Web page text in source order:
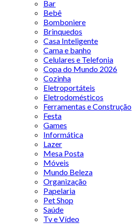
Bar
Bebê
Bomboniere
Brinquedos
Casa Inteligente
Cama e banho
Celulares e Telefonia
Copa do Mundo 2026
Cozinha
Eletroportáteis
Eletrodomésticos
Ferramentas e Construção
Festa
Games
Informática
Lazer
Mesa Posta
Móveis
Mundo Beleza
Organização
Papelaria
Pet Shop
Saúde
Tv e Vídeo